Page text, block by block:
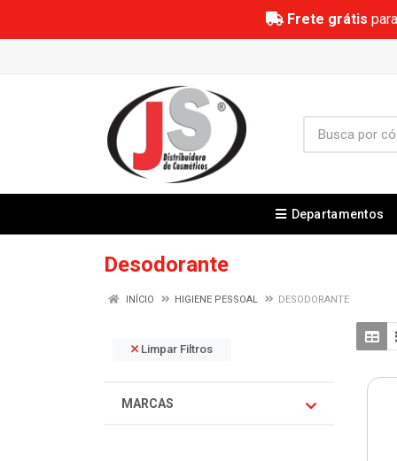
Frete grátis
Departamentos
Desodorante
INÍCIO HIGIENE PESSOAL DESODORANTE
Limpar Filtros
MARCAS